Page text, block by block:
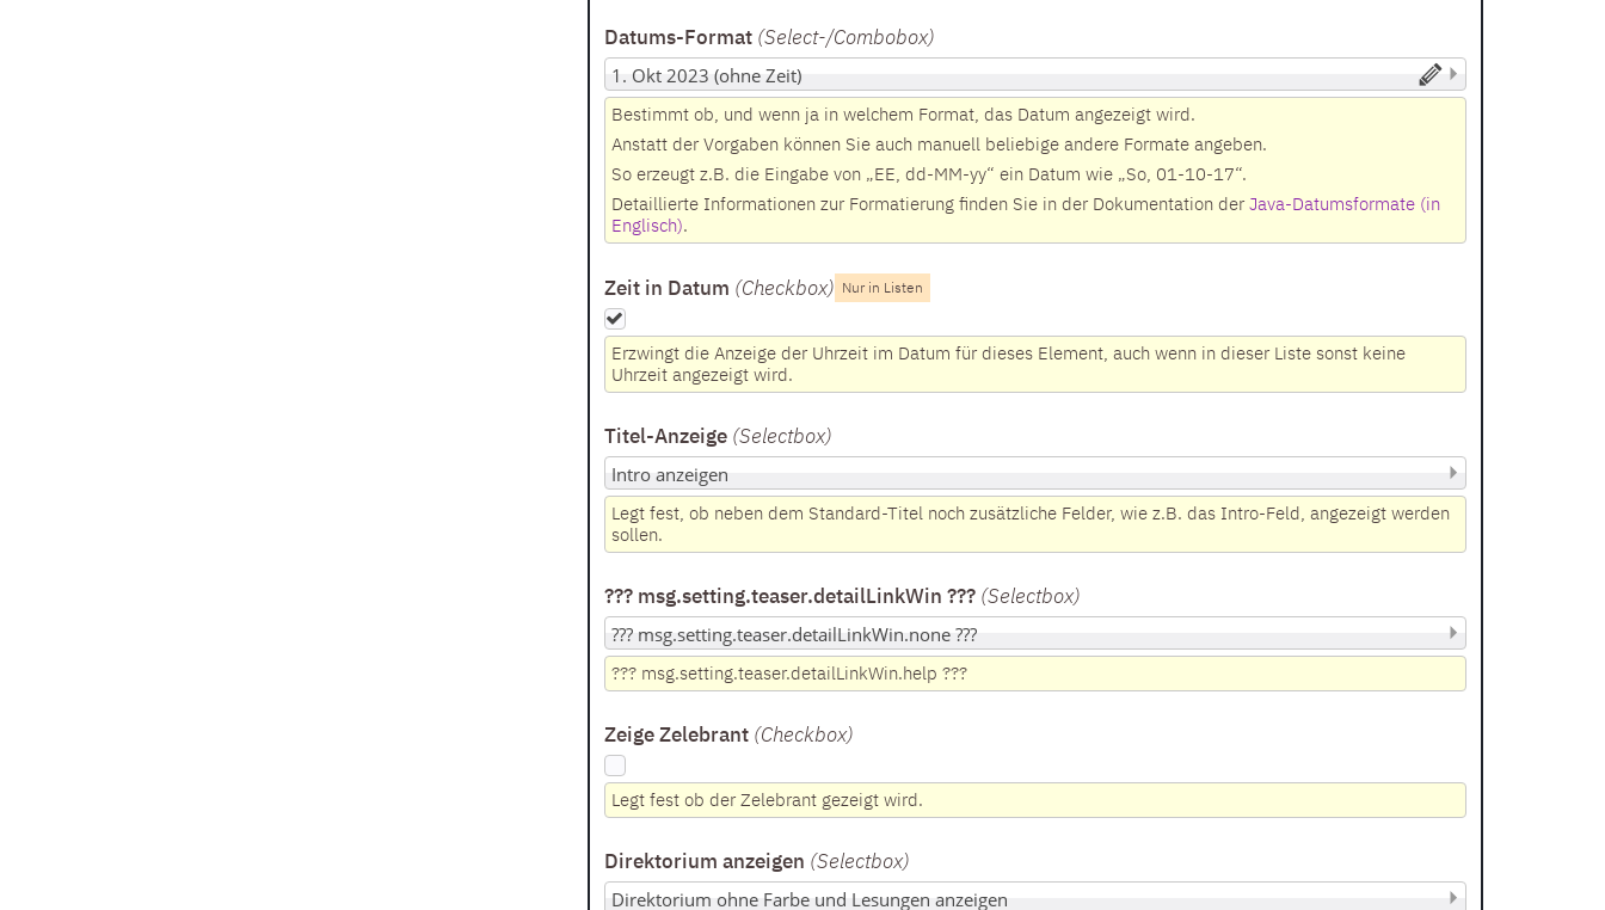
Datums-Format (Select-/Combobox)
Bestimmt ob, und wenn ja in welchem Format, das Datum angezeigt wird.
Anstatt der Vorgaben können Sie auch manuell beliebige andere Formate angeben.
So erzeugt z.B. die Eingabe von „EE, dd-MM-yy“ ein Datum wie „So, 01-10-17“.
Detaillierte Informationen zur Formatierung finden Sie in der Dokumentation der Java-Datumsformate (in
Englisch).
Zeit in Datum (Checkbox) Nur in Listen
Erzwingt die Anzeige der Uhrzeit im Datum für dieses Element, auch wenn in dieser Liste sonst keine
Uhrzeit angezeigt wird.
Titel-Anzeige (Selectbox)
Legt fest, ob neben dem Standard-Titel noch zusätzliche Felder, wie z.B. das Intro-Feld, angezeigt werden
sollen.
??? msg.setting.teaser.detailLinkWin ??? (Selectbox)
??? msg.setting.teaser.detailLinkWin.help ???
Zeige Zelebrant (Checkbox)
Legt fest ob der Zelebrant gezeigt wird.
Direktorium anzeigen (Selectbox)